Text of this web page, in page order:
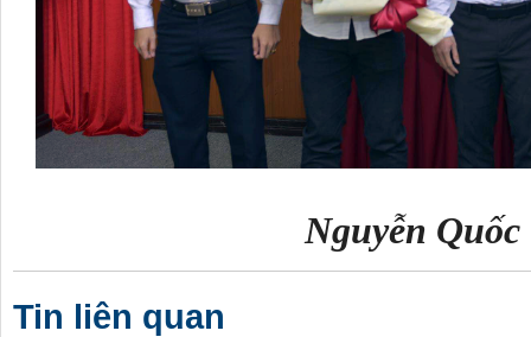
Nguyễn
Tin liên quan